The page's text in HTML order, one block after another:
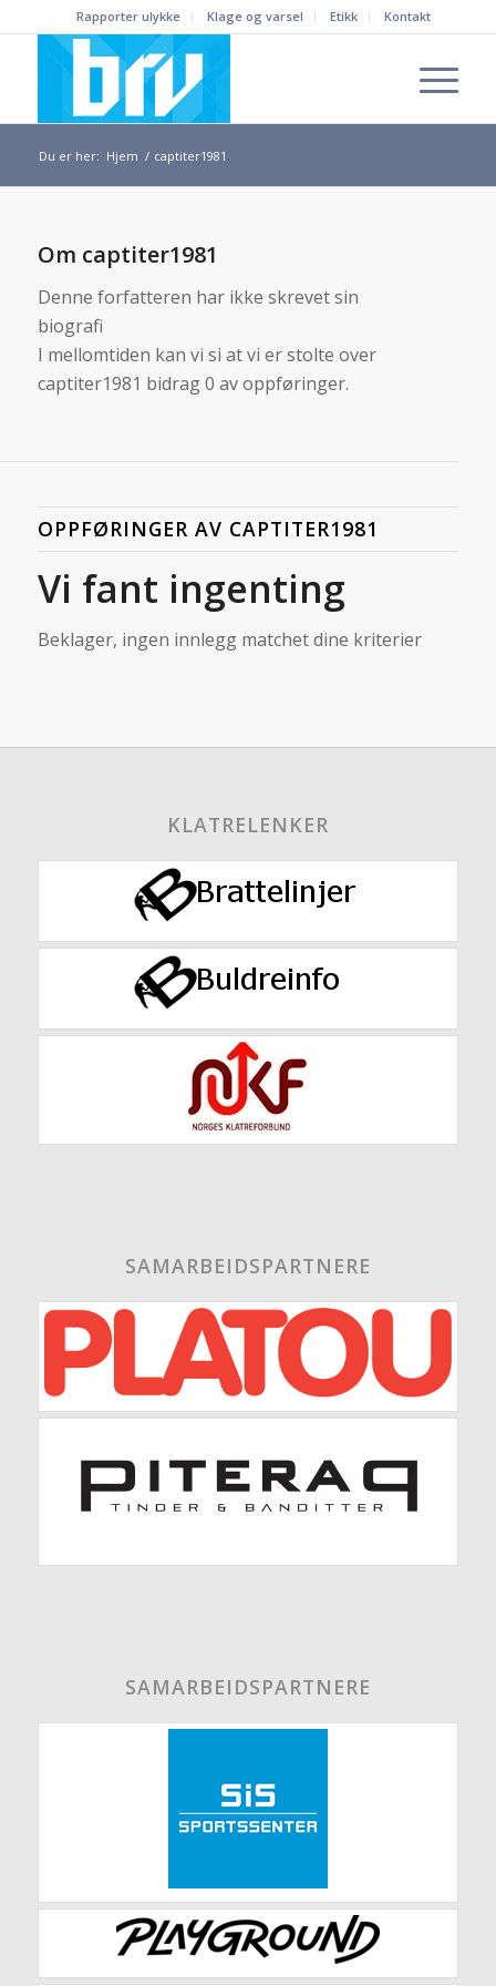
Rapporter ulykke Klage og varsel Etikk Kontakt
Du er her: Hjem / captiter1981
Om captiter1981
Denne forfatteren har ikke skrevet sin
biografi
I mellomtiden kan vi si at vi er stolte over
captiter1981 bidrag 0 av oppføringer.
OPPFØRINGER AV CAPTITER1981
Vi fant ingenting
Beklager, ingen innlegg matchet dine kriterier
KLATRELENKER
SAMARBEIDSPARTNERE
SAMARBEIDSPARTNERE